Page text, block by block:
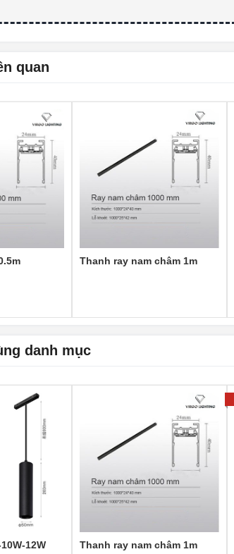
quan
Thanh ray nam châm 1m
danh mục
12W Thanh ray nam châm 1m